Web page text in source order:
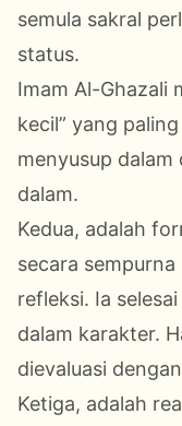
semula sakral
status.
Imam Al-Ghazali
kecil” yang
menyusup dalam
dalam.
Kedua, adalah
secara
refleksi. Ia
dalam karakter.
dievaluasi
Ketiga, adalah